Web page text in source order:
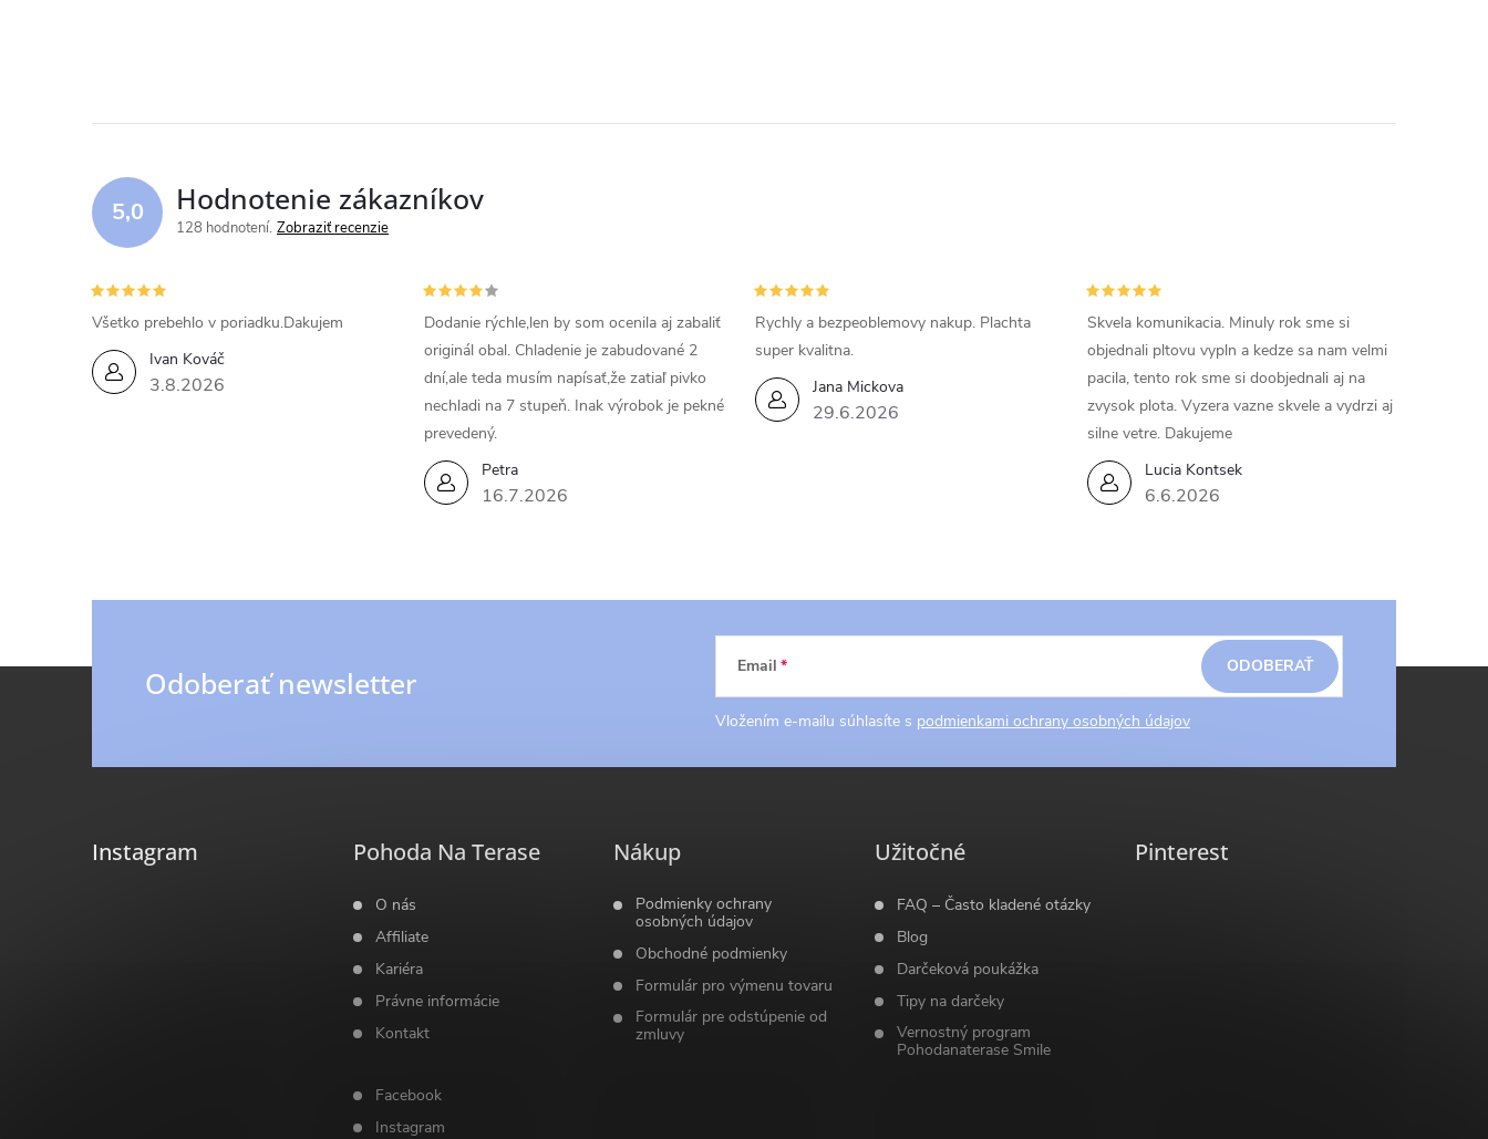
v
d
a
c
i
e
p
ý
i
u
5,0 Hodnotenie zákazníkov
128 hodnotení Zobraziť recenzie
Ivan Kováč
3.8.2026
Všetko prebehlo v poriadku.Dakujem
Petra
16.7.2026
Dodanie rýchle,len by som ocenila aj zabaliť
originál obal. Chladenie je zabudované 2
dní,ale teda musím napísať,že zatiaľ pivko
nechladi na 7 stupeň. Inak výrobok je pekné
prevedený.
Jana Mickova
29.6.2026
Rychly a bezpeoblemovy nakup. Plachta
super kvalitna.
Lucia Kontsek
6.6.2026
Skvela komunikacia. Minuly rok sme si
objednali pltovu vypln a kedze sa nam velmi
pacila, tento rok sme si doobjednali aj na
zvysok plota. Vyzera vazne skvele a vydrzi aj
silne vetre. Dakujeme
Odoberať newsletter Email
Vložením e-mailu súhlasíte s podmienkami ochrany osobných údajov
ODOBERAŤ
Instagram Pohoda Na Terase
O nás
Affiliate
Kariéra
Právne informácie
Kontakt
Facebook
Instagram
Nákup
Podmienky ochrany
osobných údajov
Obchodné podmienky
Formulár pro výmenu tovaru
Formulár pre odstúpenie od
zmluvy
Užitočné
FAQ – Často kladené otázky
Blog
Darčeková poukážka
Tipy na darčeky
Vernostný program
Pohodanaterase Smile
Pinterest